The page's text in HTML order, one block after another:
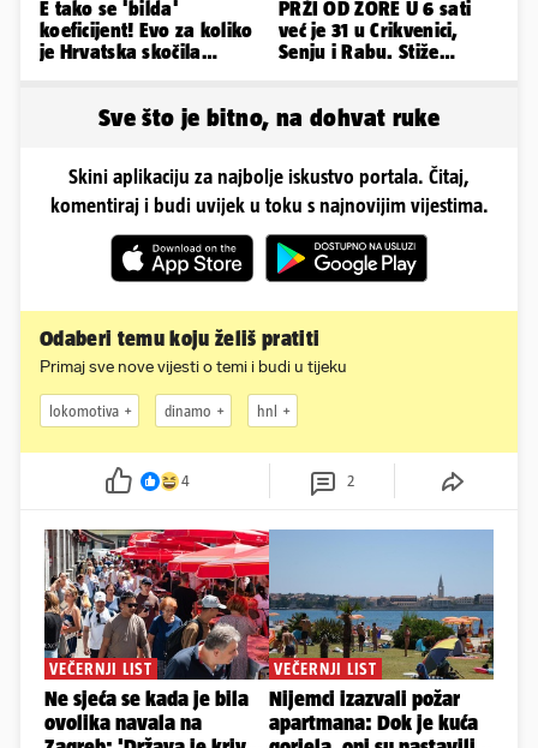
E tako se 'bilda'
koeficijent! Evo za koliko
je Hrvatska skočila
PRŽI OD ZORE U 6 sati
već je 31 u Crikvenici,
Senju i Rabu. Stiže
Sve što je bitno, na dohvat ruke
Skini aplikaciju za najbolje iskustvo portala. Čitaj,
komentiraj i budi uvijek u toku s najnovijim vijestima.
Odaberi temu koju želiš pratiti
Primaj sve nove vijesti o temi i budi u tijeku
lokomotiva dinamo hnl
4 2